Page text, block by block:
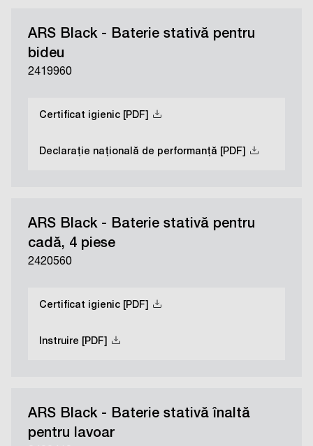
ARS Black - Baterie stativă pentru
bideu
2419960
Certificat igienic [PDF]
Declarație națională de performanță [PDF]
ARS Black - Baterie stativă pentru
cadă, 4 piese
2420560
Certificat igienic [PDF]
Instruire [PDF]
ARS Black - Baterie stativă înaltă
pentru lavoar